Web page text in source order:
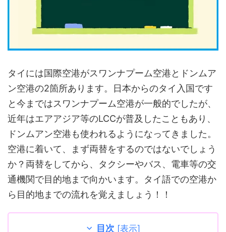
タイには国際空港がスワンナプーム空港とドンムア
ン空港の2箇所あります。日本からのタイ入国です
と今まではスワンナプーム空港が一般的でしたが、
近年はエアアジア等のLCCが普及したこともあり、
ドンムアン空港も使われるようになってきました。
空港に着いて、まず両替をするのではないでしょう
か？両替をしてから、タクシーやバス、電車等の交
通機関で目的地まで向かいます。タイ語での空港か
ら目的地までの流れを覚えましょう！！
目次 [表示]